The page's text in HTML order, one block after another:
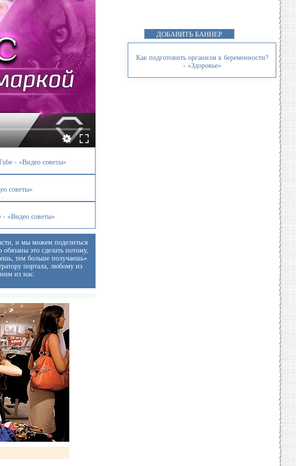
- «Видео советы»
советы»
- «Видео советы»
и мы можем поделиться
это сделать потому,
тем больше получаешь».
портала, любому из
из нас.
ДОБАВИТЬ БАННЕР
Как подготовить организм к беременности?
- «Здоровье»